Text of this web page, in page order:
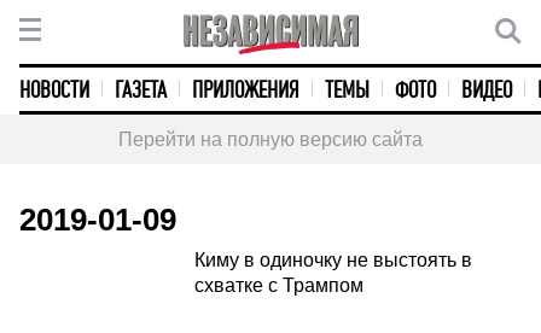
НОВОСТИ ГАЗЕТА ПРИЛОЖЕНИЯ ТЕМЫ ФОТО ВИДЕО
Перейти на полную версию сайта
2019-01-09
Киму в одиночку не выстоять в
схватке с Трампом